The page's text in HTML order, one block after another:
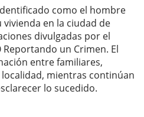
como el hombre
en la ciudad de
divulgadas por el
un Crimen. El
entre familiares,
mientras continúan
lo sucedido.